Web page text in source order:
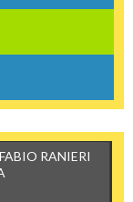
RANIERI